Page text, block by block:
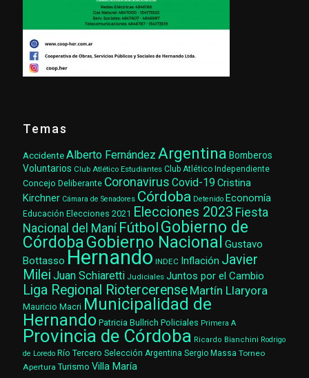
Temas
AccidenteAlberto Fernández Argentina Bomberos
Voluntarios Club Atlético Estudiantes Club Atlético Independiente
Concejo Deliberante Coronavirus Covid-19 Cristina
Kirchner Cámara de Senadores Córdoba Detenido Economía
Educación Elecciones 2021 Elecciones 2023 Fiesta
Nacional del Maní Fútbol Gobierno de
CórdobaGobierno Nacional Gustavo
Bottasso Hernando INDEC Inflación Javier
Milei Juan Schiaretti Judiciales Juntos por el Cambio
Liga Regional Riotercerense Martín Llaryora
Mauricio Macri Municipalidad de
Hernando Patricia Bullrich Policiales Primera A
Provincia de Córdoba Ricardo Bianchini Rodrigo
de Loredo Río Tercero Selección Argentina Sergio Massa Torneo
Apertura Turismo Villa María